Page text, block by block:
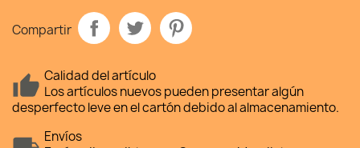
Compartir
Calidad del artículo
Los artículos nuevos pueden presentar algún
desperfecto leve en el cartón debido al almacenamiento.
Envíos